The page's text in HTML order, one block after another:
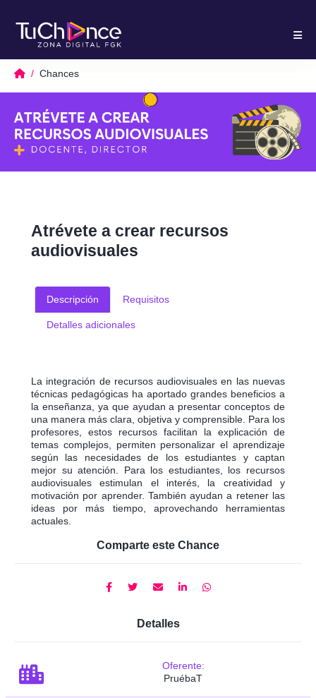
Chances
Atrévete a crear recursos
audiovisuales
Descripción Requisitos
Detalles adicionales
La integración de recursos audiovisuales en las nuevas
técnicas pedagógicas ha aportado grandes beneficios a
la enseñanza, ya que ayudan a presentar conceptos de
una manera más clara, objetiva y comprensible. Para los
profesores, estos recursos facilitan la explicación de
temas complejos, permiten personalizar el aprendizaje
según las necesidades de los estudiantes y captan
mejor su atención. Para los estudiantes, los recursos
audiovisuales estimulan el interés, la creatividad y
motivación por aprender. También ayudan a retener las
ideas por más tiempo, aprovechando herramientas
actuales.
Comparte este Chance
Detalles
Oferente:
PruébaT